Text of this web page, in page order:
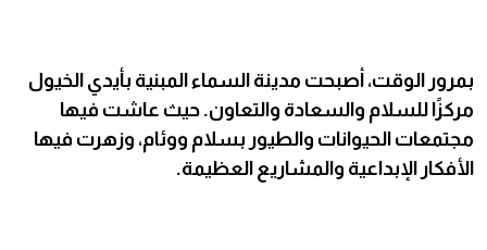
بمرور الوقت، أصبحت مدينة السماء المبنية بأيدي الخيول
مركزًا للسلام والسعادة والتعاون. حيث عاشت فيها
مجتمعات الحيوانات والطيور بسلام ووئام، وزهرت فيها
الأفكار الإبداعية والمشاريع العظيمة.